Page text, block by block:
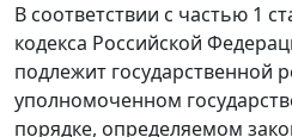
В соответствии с частью 1
кодекса Российской
подлежит государственной
уполномоченном
порядке, определяемом